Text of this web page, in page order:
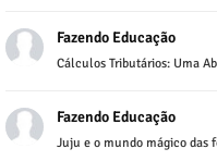
Fazendo Educação
Cálculos Tributários: Uma
Fazendo Educação
Juju e o mundo mágico das